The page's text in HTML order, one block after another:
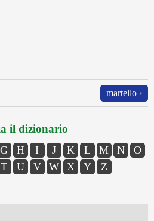
martello ›
il dizionario
G H I J K L M N
O
T U V W X Y Z